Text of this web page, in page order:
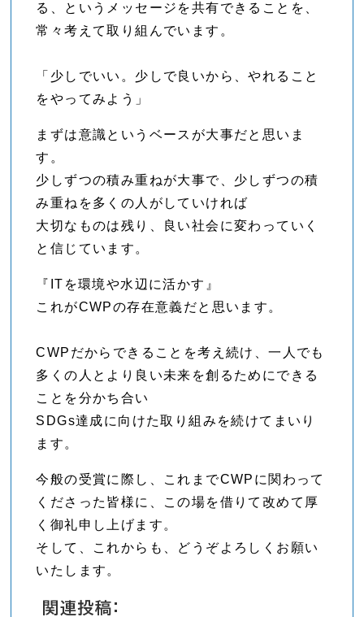
る、というメッセージを共有できることを、
常々考えて取り組んでいます。
「少しでいい。少しで良いから、やれること
をやってみよう」
まずは意識というベースが大事だと思いま
す。
少しずつの積み重ねが大事で、少しずつの積
み重ねを多くの人がしていければ
大切なものは残り、良い社会に変わっていく
と信じています。
『ITを環境や水辺に活かす』
これがCWPの存在意義だと思います。
CWPだからできることを考え続け、一人でも
多くの人とより良い未来を創るためにできる
ことを分かち合い
SDGs達成に向けた取り組みを続けてまいり
ます。
今般の受賞に際し、これまでCWPに関わって
くださった皆様に、この場を借りて改めて厚
く御礼申し上げます。
そして、これからも、どうぞよろしくお願い
いたします。
関連投稿: